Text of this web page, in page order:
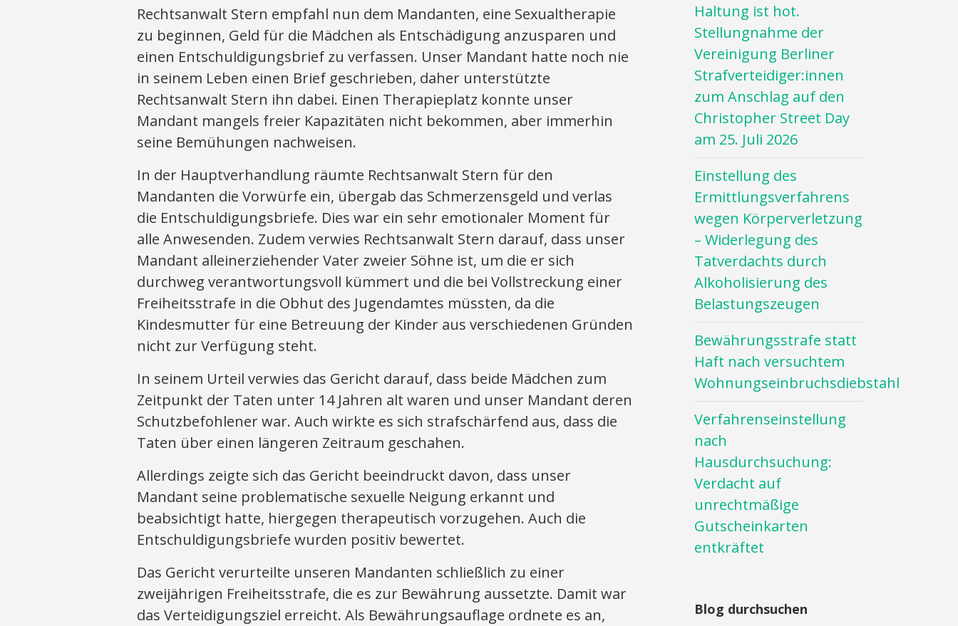
Rechtsanwalt Stern empfahl nun dem Mandanten, eine Sexualtherapie
zu beginnen, Geld für die Mädchen als Entschädigung anzusparen und
einen Entschuldigungsbrief zu verfassen. Unser Mandant hatte noch nie
in seinem Leben einen Brief geschrieben, daher unterstützte
Rechtsanwalt Stern ihn dabei. Einen Therapieplatz konnte unser
Mandant mangels freier Kapazitäten nicht bekommen, aber immerhin
seine Bemühungen nachweisen.
In der Hauptverhandlung räumte Rechtsanwalt Stern für den
Mandanten die Vorwürfe ein, übergab das Schmerzensgeld und verlas
die Entschuldigungsbriefe. Dies war ein sehr emotionaler Moment für
alle Anwesenden. Zudem verwies Rechtsanwalt Stern darauf, dass unser
Mandant alleinerziehender Vater zweier Söhne ist, um die er sich
durchweg verantwortungsvoll kümmert und die bei Vollstreckung einer
Freiheitsstrafe in die Obhut des Jugendamtes müssten, da die
Kindesmutter für eine Betreuung der Kinder aus verschiedenen Gründen
nicht zur Verfügung steht.
In seinem Urteil verwies das Gericht darauf, dass beide Mädchen zum
Zeitpunkt der Taten unter 14 Jahren alt waren und unser Mandant deren
Schutzbefohlener war. Auch wirkte es sich strafschärfend aus, dass die
Taten über einen längeren Zeitraum geschahen.
Allerdings zeigte sich das Gericht beeindruckt davon, dass unser
Mandant seine problematische sexuelle Neigung erkannt und
beabsichtigt hatte, hiergegen therapeutisch vorzugehen. Auch die
Entschuldigungsbriefe wurden positiv bewertet.
Das Gericht verurteilte unseren Mandanten schließlich zu einer
zweijährigen Freiheitsstrafe, die es zur Bewährung aussetzte. Damit war
das Verteidigungsziel erreicht. Als Bewährungsauflage ordnete es an,
Haltung ist hot.
Stellungnahme der
Vereinigung Berliner
Strafverteidiger:innen
zum Anschlag auf den
Christopher Street Day
am 25. Juli 2026
Einstellung des
Ermittlungsverfahrens
wegen Körperverletzung
– Widerlegung des
Tatverdachts durch
Alkoholisierung des
Belastungszeugen
Bewährungsstrafe statt
Haft nach versuchtem
Wohnungseinbruchsdiebstahl
Verfahrenseinstellung
nach
Hausdurchsuchung:
Verdacht auf
unrechtmäßige
Gutscheinkarten
entkräftet
Blog durchsuchen